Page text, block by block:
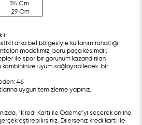
Cm
Cm
arka bel bölgesiyle kullanım rahatlığı
modelimiz, boru paça kesimdir.
ile spor bir görünüm kazandırılan
kombininize uyum sağlayabilecek bir
46
uygun temizleme yapınız.
“Kredi Kartı ile Ödeme”yi seçerek online
Dilerseniz kredi kartı ile